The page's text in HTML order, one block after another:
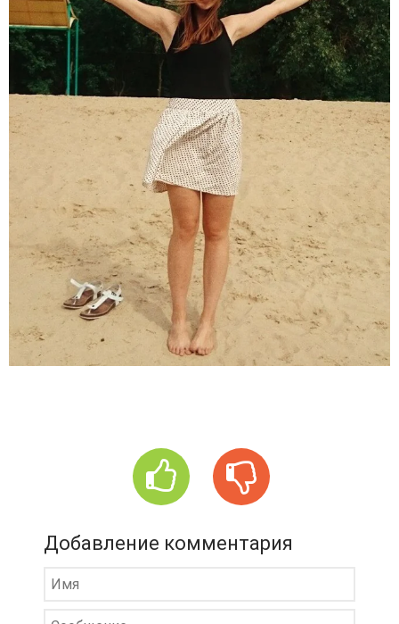
Добавление комментария